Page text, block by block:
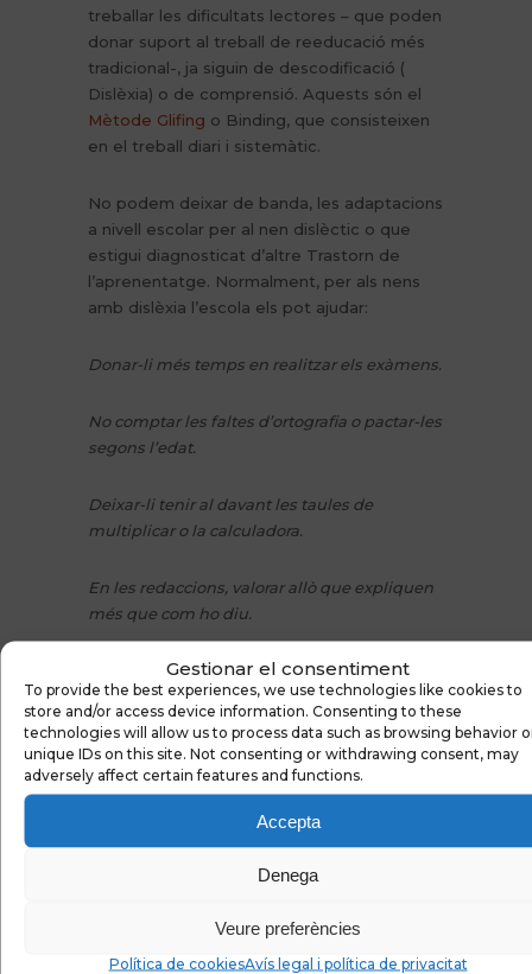
Gestionar el consentiment
To provide the best experiences, we use technologies like cookies to
store and/or access device information. Consenting to these
technologies will allow us to process data such as browsing behavior
unique IDs on this site. Not consenting or withdrawing consent, may
adversely affect certain features and functions.
Accepta
Denega
Veure preferències
Política de cookiesAvís legal i política de privacitat
treballar les dificultats lectores – que poden
donar suport al treball de reeducació més
tradicional-, ja siguin de descodificació (
Dislèxia) o de comprensió. Aquests són el
Mètode Glifing o Binding, que consisteixen
en el treball diari i sistemàtic.
No podem deixar de banda, les adaptacions
a nivell escolar per al nen dislèctic o que
estigui diagnosticat d’altre Trastorn de
l’aprenentatge. Normalment, per als nens
amb dislèxia l’escola els pot ajudar:
Donar-li més temps en realitzar els exàmens.
No comptar les faltes d’ortografia o pactar-les
segons l’edat.
Deixar-li tenir al davant les taules de
multiplicar o la calculadora.
En les redaccions, valorar allò que expliquen
més que com ho diu.
No fer-los llegir en veu alta, si el nen no vol.
Valorar a nivell oral l’anglés.
Per a més adaptacions i orientacions
, protocol de
amb dislèxia de Catalunya.